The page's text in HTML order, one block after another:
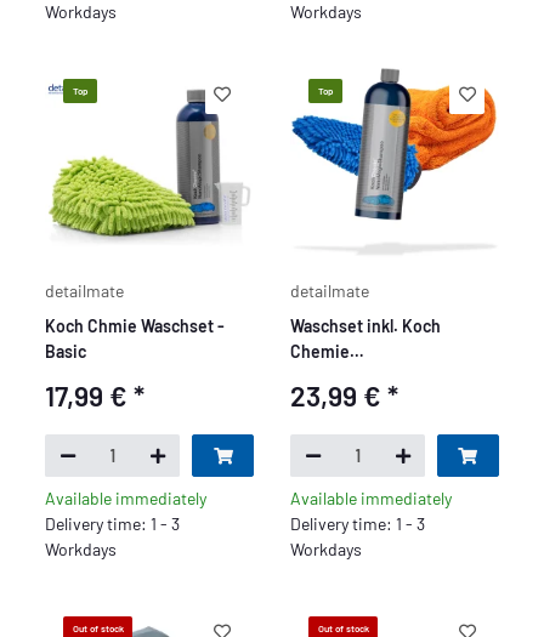
Workdays
Workdays
Top
detailmate
Koch Chmie Waschset -
Basic
17,99 €*
Available immediately
Delivery time: 1 - 3
Workdays
Top
detailmate
Waschset inkl. Koch
Chemie
Basic
23,99 € *
Available immediately
Delivery time: 1 - 3
Workdays
Out of stock Out of stock